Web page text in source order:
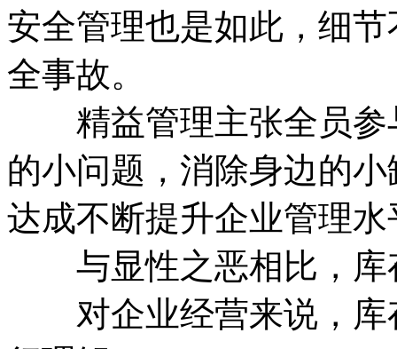
安全管理也是如此，细
全事故。
精益管理主张全员参
的小问题，消除身边的
达成不断提升企业管理
与显性之恶相比，库
对企业经营来说，库